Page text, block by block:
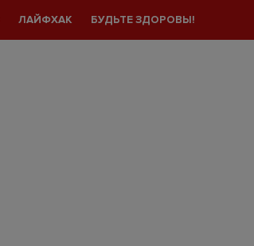
ЛАЙФХАК БУДЬТЕ ЗДОРОВЫ!